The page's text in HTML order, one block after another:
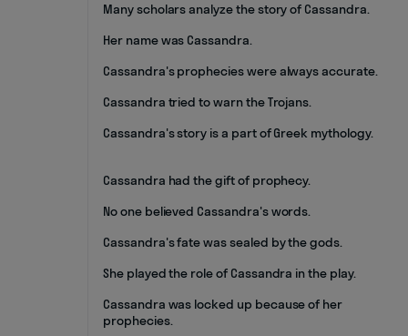
Many scholars analyze the story of Cassandra.
Her name was Cassandra.
Cassandra's prophecies were always accurate.
Cassandra tried to warn the Trojans.
Cassandra's story is a part of Greek mythology.
Cassandra had the gift of prophecy.
No one believed Cassandra's words.
Cassandra's fate was sealed by the gods.
She played the role of Cassandra in the play.
Cassandra was locked up because of her
prophecies.